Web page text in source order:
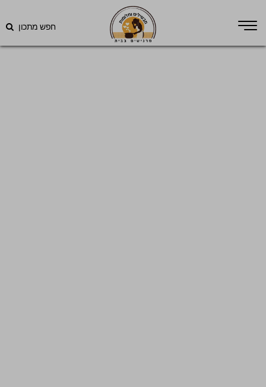
חפש מתכון